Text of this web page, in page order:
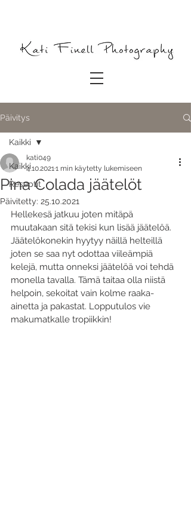
Päivitys
Kaikki
Reseptit
Kaikki
Pina Colada jäätelöt
kati049
4.10.20211 min käytetty lukemiseen
Päivitetty: 25.10.2021
Hellekesä jatkuu joten mitäpä
muutakaan sitä tekisi kun lisää jäätelöä.
Jäätelökonekin hyytyy näillä helteillä
joten se saa nyt odottaa viileämpiä
kelejä, mutta onneksi jäätelöä voi tehdä
monella tavalla. Tämä taitaa olla niistä
helpoin, sekoitat vain kolme raaka-
ainetta ja pakastat. Lopputulos vie
makumatkalle tropiikkin!